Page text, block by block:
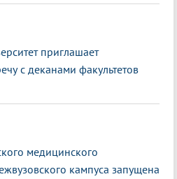
приглашает
с деканами факультетов
медицинского
кампуса запущена